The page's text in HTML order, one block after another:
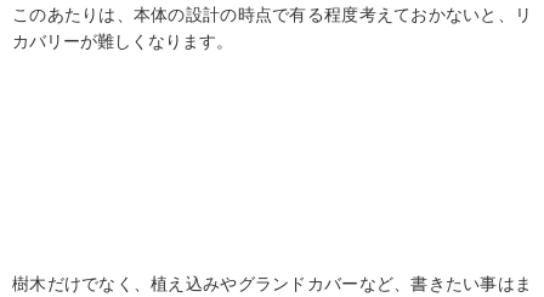
このあたりは、本体の設計の時点で有る程度考えておかないと、リ
カバリーが難しくなります。
樹木だけでなく、植え込みやグランドカバーなど、書きたい事はま